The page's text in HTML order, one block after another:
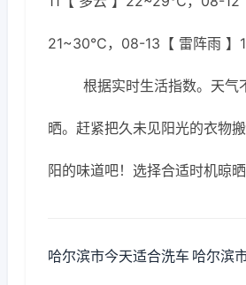
21~30℃，08-13【 雷阵雨 】
根据实时生活指数。天气
晒。赶紧把久未见阳光的衣物
阳的味道吧！选择合适时机晾晒
哈尔滨市今天适合洗车 哈尔滨